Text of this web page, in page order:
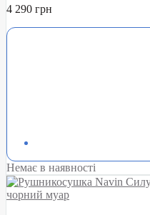
4 290 грн
Немає в наявності